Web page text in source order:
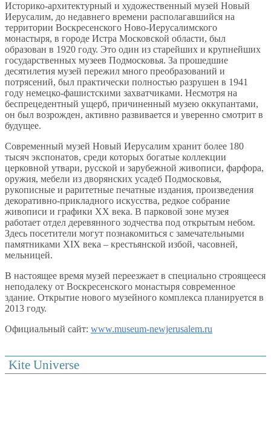
Историко-архитектурный и художественный музей Новый
Иерусалим, до недавнего времени располагавшийся на
территории Воскресенского Ново-Иерусалимского
монастыря, в городе Истра Московской области, был
образован в 1920 году. Это один из старейших и крупнейших
государственных музеев Подмосковья. За прошедшие
десятилетия музей пережил много преобразований и
потрясений, был практически полностью разрушен в 1941
году немецко-фашистскими захватчиками. Несмотря на
беспрецедентный ущерб, причиненный музею оккупантами,
он был возрожден, активно развивается и уверенно смотрит в
будущее.
Современный музей Новый Иерусалим хранит более 180
тысяч экспонатов, среди которых богатые коллекции
церковной утвари, русской и зарубежной живописи, фарфора,
оружия, мебели из дворянских усадеб Подмосковья,
рукописные и раритетные печатные издания, произведения
декоративно-прикладного искусства, редкое собрание
живописи и графики XX века. В парковой зоне музея
работает отдел деревянного зодчества под открытым небом.
Здесь посетители могут познакомиться с замечательными
памятниками XIX века – крестьянской избой, часовней,
мельницей.
В настоящее время музей переезжает в специально строящееся
неподалеку от Воскресенского монастыря современное
здание. Открытие нового музейного комплекса планируется в
2013 году.
Официальный сайт: www.museum-newjerusalem.ru
Kite Universe